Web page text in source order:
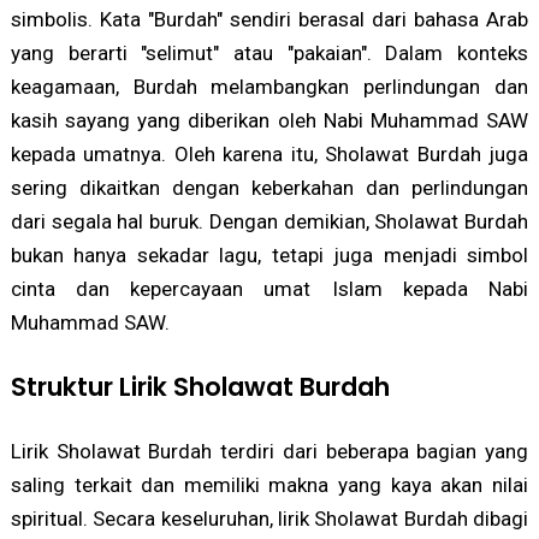
simbolis. Kata "Burdah" sendiri berasal dari bahasa Arab
yang berarti "selimut" atau "pakaian". Dalam konteks
keagamaan, Burdah melambangkan perlindungan dan
kasih sayang yang diberikan oleh Nabi Muhammad SAW
kepada umatnya. Oleh karena itu, Sholawat Burdah juga
sering dikaitkan dengan keberkahan dan perlindungan
dari segala hal buruk. Dengan demikian, Sholawat Burdah
bukan hanya sekadar lagu, tetapi juga menjadi simbol
cinta dan kepercayaan umat Islam kepada Nabi
Muhammad SAW.
Struktur Lirik Sholawat Burdah
Lirik Sholawat Burdah terdiri dari beberapa bagian yang
saling terkait dan memiliki makna yang kaya akan nilai
spiritual. Secara keseluruhan, lirik Sholawat Burdah dibagi